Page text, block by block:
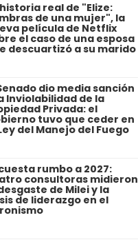
real de "Elize:
de una mujer", la
película de Netflix
el caso de una esposa
descuartizó a su marido
dio media sanción
Inviolabilidad de la
Privada: el
tuvo que ceder en
del Manejo del Fuego
rumbo a 2027:
consultoras midieron
de Milei y la
de liderazgo en el